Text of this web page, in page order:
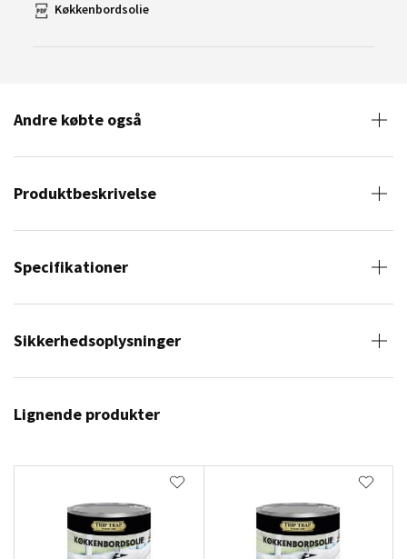
Køkkenbordsolie
Andre købte også
Produktbeskrivelse
Specifikationer
Sikkerhedsoplysninger
Lignende produkter